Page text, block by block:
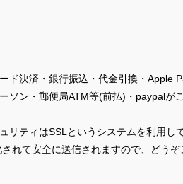
ド決済・銀行振込・代金引換・Apple
ソン・郵便局ATM等(前払)・paypalが
リティはSSLというシステムを利用し
れて安全に送信されますので、どうぞ